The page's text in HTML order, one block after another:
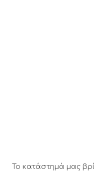
Το κατάστημά μας